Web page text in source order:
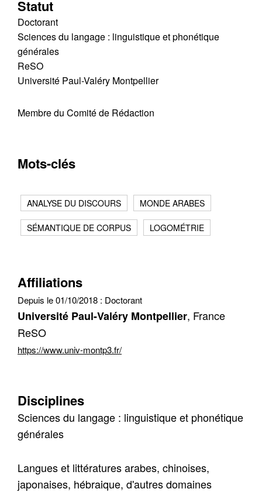
Statut
Doctorant
Sciences du langage : linguistique et phonétique
générales
ReSO
Université Paul-Valéry Montpellier
Membre du Comité de Rédaction
Mots-clés
ANALYSE DU DISCOURS MONDE ARABES
SÉMANTIQUE DE CORPUS LOGOMÉTRIE
Affiliations
Depuis le 01/10/2018 : Doctorant
Université Paul-Valéry Montpellier, France
ReSO
https://www.univ-montp3.fr/
Disciplines
Sciences du langage : linguistique et phonétique
générales
Langues et littératures arabes, chinoises,
japonaises, hébraique, d'autres domaines